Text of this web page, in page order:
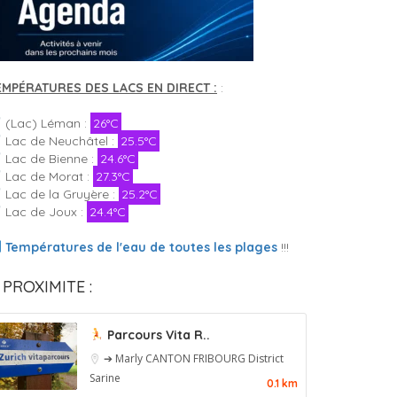
DES LACS EN DIRECT : :
(Lac) Léman : 26°C
Lac de Neuchâtel : 25.5°C
Lac de Bienne : 24.6°C
Lac de Morat : 27.3°C
Lac de la Gruyère : 25.2°C
Lac de Joux : 24.4°C
Températures de l'eau de toutes les plages!!!
:
Parcours Vita R..
➔ Marly CANTON FRIBOURG District
Sarine
0.1 km